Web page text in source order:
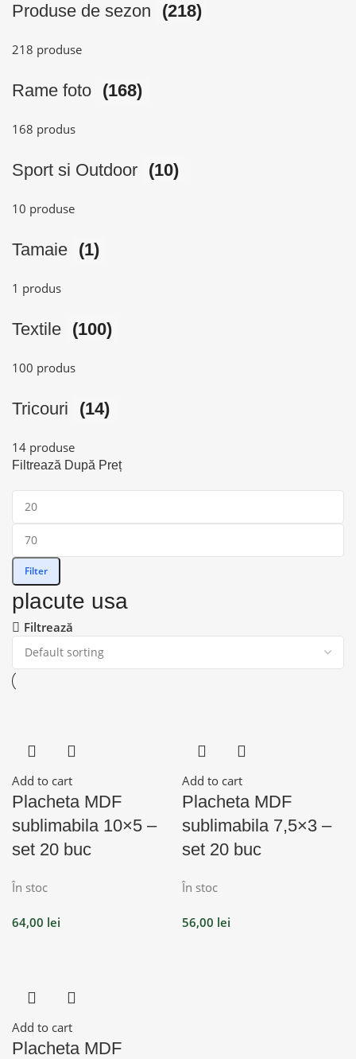
Produse de sezon (218)
218 produse
Rame foto (168)
168 produs
Sport si Outdoor (10)
10 produse
Tamaie (1)
1 produs
Textile (100)
100 produs
Tricouri (14)
14 produse
Filtrează După Preț
Filter
placute usa
Filtrează
Add to cart
Placheta MDF
sublimabila 10×5 –
set 20 buc
În stoc
64,00 lei
Add to cart
Placheta MDF
sublimabila 7,5×3 –
set 20 buc
În stoc
56,00 lei
Add to cart
Placheta MDF